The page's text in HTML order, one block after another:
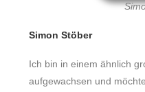
Simon Stöber
Ich bin in einem ähnlich
aufgewachsen und